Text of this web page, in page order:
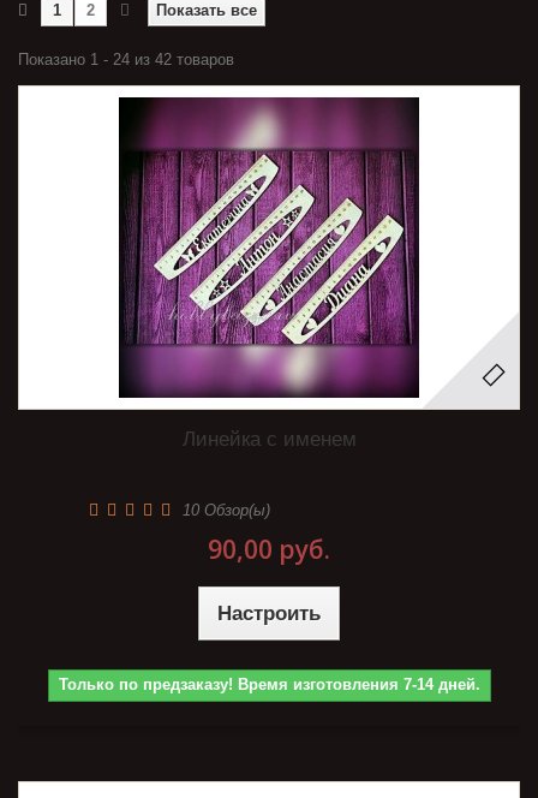
Показать все
1 2
Показано 1 - 24 из 42 товаров
Линейка с именем
10 Обзор(ы)
90,00 руб.
Настроить
Только по предзаказу! Время изготовления 7-14 дней.